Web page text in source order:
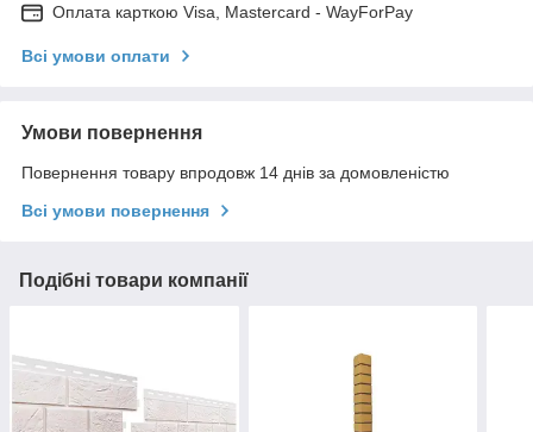
Оплата карткою Visa, Mastercard - WayForPay
Всі умови оплати
Умови повернення
Повернення товару впродовж 14 днів за домовленістю
Всі умови повернення
Подібні товари компанії